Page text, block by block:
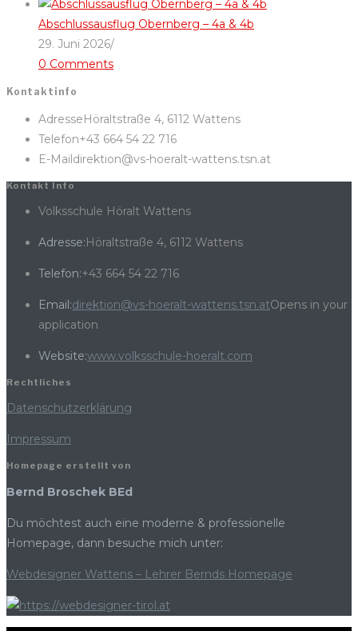
Abschlussausflug Obernberg – 4a & 4b
29. Juni 2026/
0 Comments
Kontaktinfo
AdresseHöraltstraße 4, 6112 Wattens
Telefon+43 664 54 22 716
E-Maildirektion@vs-hoeralt-wattens.tsn.at
Kontakt Info
Volksschule Höralt Wattens
Adresse:Höraltstraße 4, 6112 Wattens
Telefon:+43 664 54 22 716
Email:direktion@vs-hoeralt-wattens.tsn.atOpens in your
application
Website:www.volksschule-hoeralt.com
Rechtliches
Datenschutzerklärung
Impressum
Homepage erstellt von
Bernd Broschek BEd
Du möchtest auch eine moderne & professionelle
Homepage, dann besuche mich unter:
Webdesigner Wattens – Lehrer Bernds Homepage